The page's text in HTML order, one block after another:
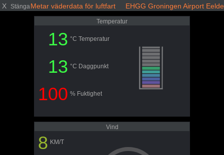
X Stänga Metar väderdata för luftfart EHGG Groningen Airport Eelde
Temperatur
13 °C Temperatur
13 °C Daggpunkt
100 % Fuktighet
Vind
8 KM/T